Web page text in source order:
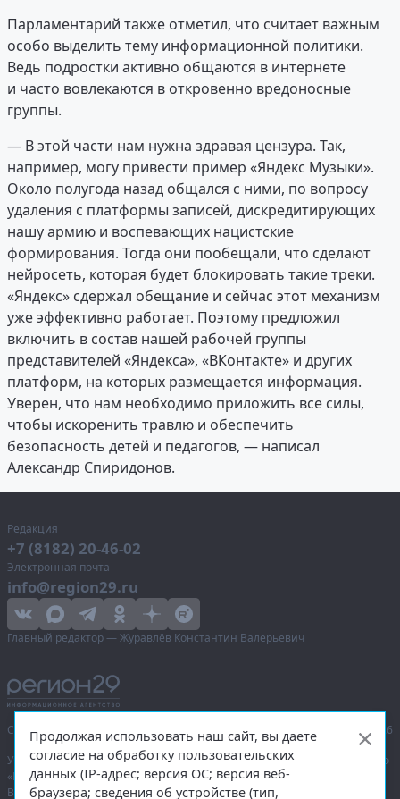
Парламентарий также отметил, что считает важным
особо выделить тему информационной политики.
Ведь подростки активно общаются в интернете
и часто вовлекаются в откровенно вредоносные
группы.
— В этой части нам нужна здравая цензура. Так,
например, могу привести пример «Яндекс Музыки».
Около полугода назад общался с ними, по вопросу
удаления с платформы записей, дискредитирующих
нашу армию и воспевающих нацистские
формирования. Тогда они пообещали, что сделают
нейросеть, которая будет блокировать такие треки.
«Яндекс» сдержал обещание и сейчас этот механизм
уже эффективно работает. Поэтому предложил
включить в состав нашей рабочей группы
представителей «Яндекса», «ВКонтакте» и других
платформ, на которых размещается информация.
Уверен, что нам необходимо приложить все силы,
чтобы искоренить травлю и обеспечить
безопасность детей и педагогов, — написал
Александр Спиридонов.
Редакция
+7 (8182) 20-46-02
Электронная почта
info@region29.ru
Главный редактор — Журавлёв Константин Валерьевич
Сетевое издание «Информационное агентство Регион 29»,
© 2016–2026
Учредитель — общество с ограниченной ответственностью «Агентство
«Правда Севера».
Выписка из реестра зарегистрированных средств массовой
Продолжая использовать наш сайт, вы даете
согласие на обработку пользовательских
данных (IP-адрес; версия ОС; версия веб-
браузера; сведения об устройстве (тип,